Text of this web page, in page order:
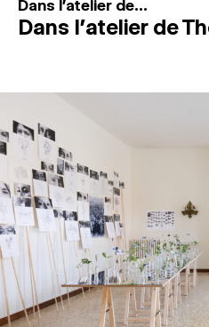
Dans l'atelier de...
Dans l’atelier de